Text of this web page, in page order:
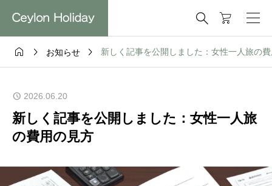

  お知らせ  新しく記事を公開しました：女性一人旅の
2026.06.20
新しく記事を公開しました：女性一人旅
の費用の見方